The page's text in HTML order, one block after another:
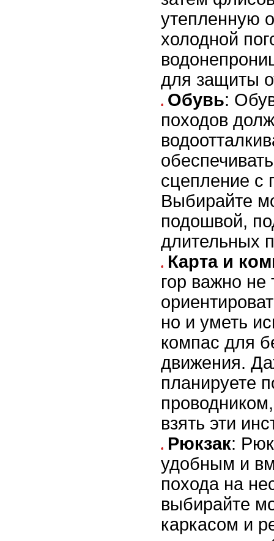
утепленную
холодной
для защиты
Обувь:
походов
сцепление с
Выбирайте
подошвой,
длительных
Карта и
гор важно не
но и уметь
компас для
движения.
планируете
взять эти
Рюкзак:
удобным и
похода на
выбирайте
каркасом и